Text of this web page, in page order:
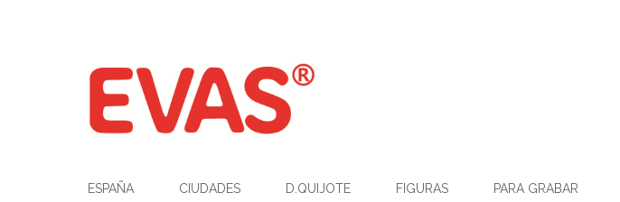
ESPAÑA CIUDADES D.QUIJOTE FIGURAS PARA GRABAR